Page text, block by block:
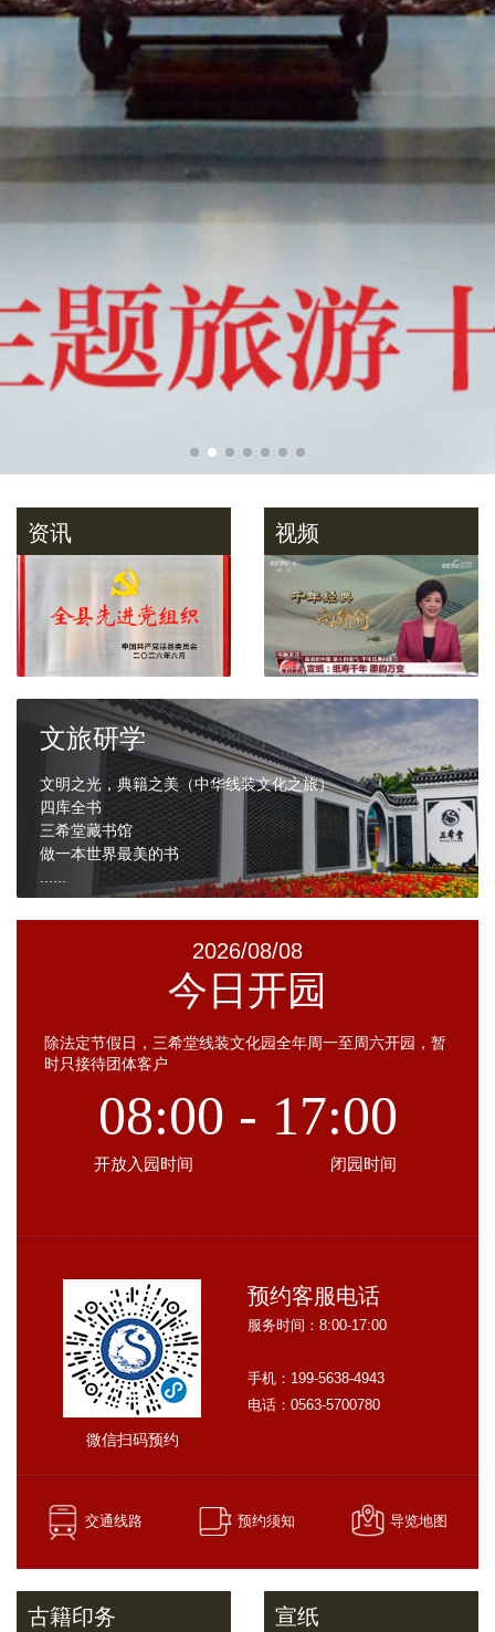
资讯 视频
文旅研学
文明之光，典籍之美（中华线装文化之旅）
四库全书
三希堂藏书馆
做一本世界最美的书
2026/08/08
今日开园
除法定节假日，三希堂线装文化园全年周一至周六开园，暂
时只接待团体客户
08:00 - 17:00
开放入园时间 闭园时间
微信扫码预约
预约客服电话
服务时间：8:00-17:00
手机：199-5638-4943
电话：0563-5700780
交通线路 预约须知 导览地图
古籍印务 宣纸